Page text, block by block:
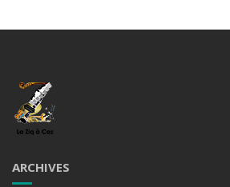
ARCHIVES